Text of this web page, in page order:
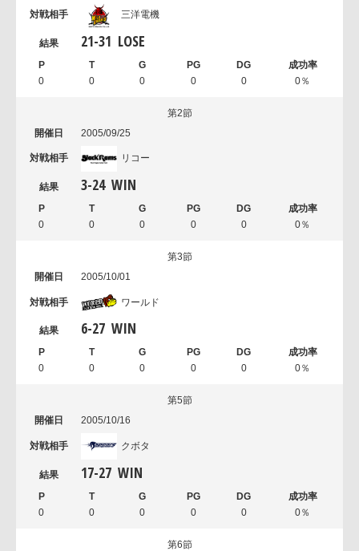
三洋電機
21-31 LOSE
0 0 0 0 0 0％
第2節
2005/09/25
リコー
3-24 WIN
0 0 0 0 0 0％
第3節
2005/10/01
ワールド
6-27 WIN
0 0 0 0 0 0％
第5節
2005/10/16
クボタ
17-27 WIN
0 0 0 0 0 0％
第6節